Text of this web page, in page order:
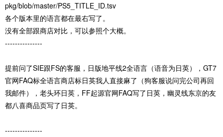
pkg/blob/master/PS5_TITLE_ID.tsv
各个版本里的语言都在最右写了。
没有全部跟商店对比，可以参照个大概。
---------------
提前问了SIE跟FS的客服，日版地平线2全语言（语音为日英），GT7
官网FAQ标全语言商店标日英我人直接麻了（狗客服说问完公司再回
我邮件），老头环日英，FF起源官网FAQ写了日英，幽灵线东京的友
都八喜商品页写了日英。
---------------